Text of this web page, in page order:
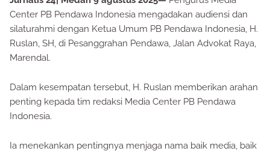
Center PB Pendawa Indonesia mengadakan audiensi dan
silaturahmi dengan Ketua Umum PB Pendawa Indonesia, H.
Ruslan, SH, di Pesanggrahan Pendawa, Jalan Advokat Raya,
Marendal.
Dalam kesempatan tersebut, H. Ruslan memberikan arahan
penting kepada tim redaksi Media Center PB Pendawa
Indonesia.
Ia menekankan pentingnya menjaga nama baik media, baik